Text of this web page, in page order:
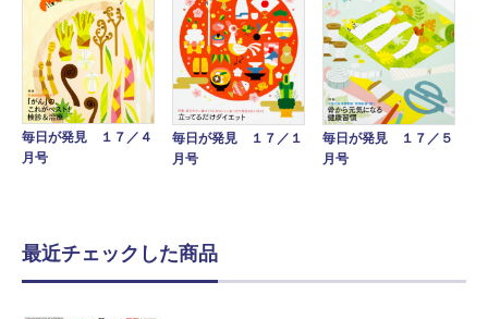
毎日が発見 １７／４
月号
毎日が発見 １７／１
月号
毎日が発見 １７／５
月号
最近チェックした商品